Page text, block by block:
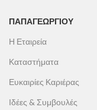
ΠΑΠΑΓΕΩΡΓΊΟΥ
Η Εταιρεία
Καταστήματα
Ευκαιρίες Καριέρας
Ιδέες & Συμβουλές